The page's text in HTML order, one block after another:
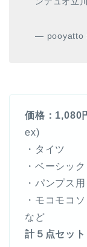
— pooyatto
価格：1,080
ex)
・タイツ
・ベーシッ
・パンプス
・モコモコ
など
計５点セット